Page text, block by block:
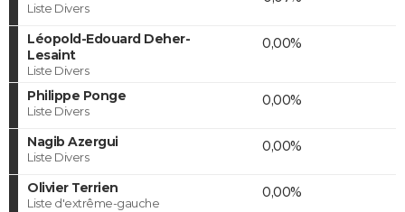
Liste Divers
Léopold-Edouard Deher-
Lesaint
Liste Divers
0,00%
Philippe Ponge
Liste Divers
0,00%
Nagib Azergui
Liste Divers
0,00%
Olivier Terrien
Liste d'extrême-gauche
0,00%